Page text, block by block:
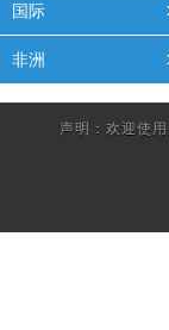
国际
非洲
声明：欢迎使用